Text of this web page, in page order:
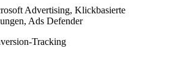
Advertising, Klickbasierte
Ads Defender
Tracking